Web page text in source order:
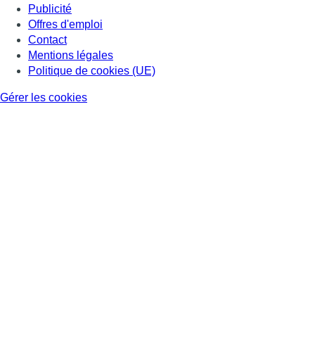
Publicité
Offres d'emploi
Contact
Mentions légales
Politique de cookies (UE)
Gérer les cookies